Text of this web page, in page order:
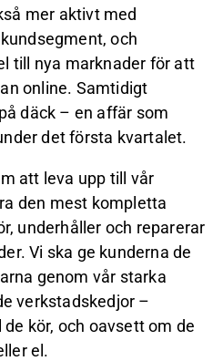
mer aktivt med
och
till nya marknader för att
online. Samtidigt
däck – en affär som
det första kvartalet.
att leva upp till vår
den mest kompletta
underhåller och reparerar
Vi ska ge kunderna de
genom vår starka
verkstadskedjor –
kör, och oavsett om de
el.